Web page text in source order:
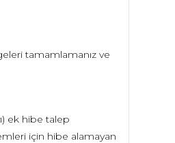
tamamlamanız ve
ek hibe talep
için hibe alamayan